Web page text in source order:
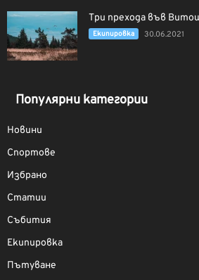
Три прехода във
Екипировка 30.06.2021
Популярни категории
Новини
Спортове
Избрано
Статии
Събития
Екипировка
Пътуване